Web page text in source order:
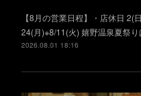
【8月の営業日程】・店休日 2(
24(月)※8/11(火) 嬉野温泉夏祭
2026.08.01 18:16